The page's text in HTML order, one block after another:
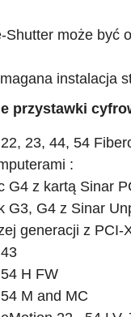
Shutter może być
instalacja
przystawki
23, 44, 54
:
G4 z kartą Sinar
G3, G4 z Sinar
generacji z
H FW
M and MC